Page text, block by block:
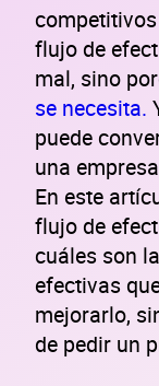
flujo de
mal, sino
se necesita.
puede
una
En este
flujo de
cuáles son
efectivas
mejorarlo,
de pedir un